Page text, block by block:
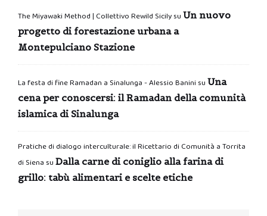
The Miyawaki Method | Collettivo Rewild Sicilysu Un nuovo
progetto di forestazione urbana a
Montepulciano Stazione
La festa di fine Ramadan a Sinalunga - Alessio Banini su Una
cena per conoscersi: il Ramadan della comunità
islamica di Sinalunga
Pratiche di dialogo interculturale: il Ricettario di Comunità a Torrita
di Siena su Dalla carne di coniglio alla farina di
grillo: tabù alimentari e scelte etiche